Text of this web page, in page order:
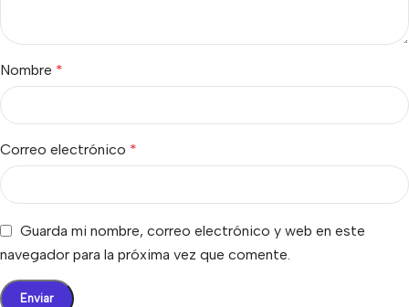
Nombre *
Correo electrónico *
Guarda mi nombre, correo electrónico y web en este
navegador para la próxima vez que comente.